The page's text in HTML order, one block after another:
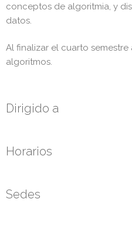
conceptos de algoritmia, y
datos.
Al finalizar el cuarto
algoritmos.
Dirigido a
Horarios
Sedes